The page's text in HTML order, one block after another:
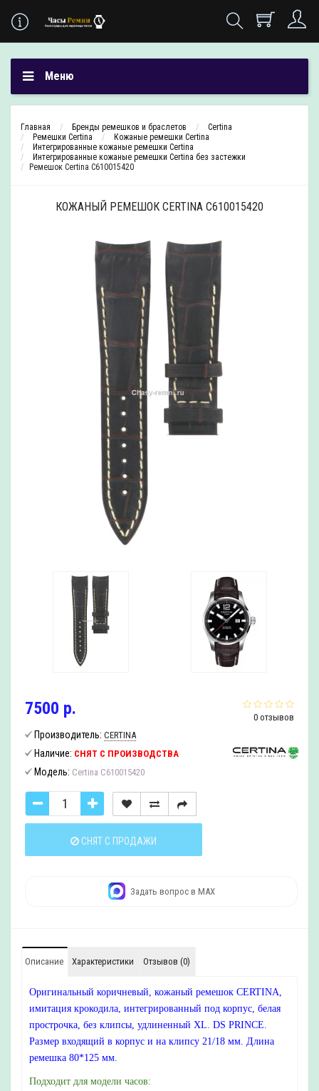
Меню
Главная Бренды ремешков и браслетов
Certina
Ремешки Certina
Кожаные ремешки Certina
Интегрированные кожаные ремешки Certina
Интегрированные кожаные ремешки Certina без застежки
Ремешок Certina C610015420
КОЖАНЫЙ РЕМЕШОК CERTINA C610015420
0 отзывов
7500 р.
Производитель: CERTINA
Наличие: СНЯТ С ПРОИЗВОДСТВА
Модель: Certina C610015420
СНЯТ С ПРОДАЖИ
Задать вопрос в MAX
Описание Характеристики Отзывов (0)
Оригинальный коричневый, кожаный ремешок CERTINA,
имитация крокодила, интегрированный под корпус, белая
прострочка, без клипсы, удлиненный XL. DS PRINCE.
Размер входящий в корпус и на клипсу 21/18 мм. Длина
ремешка 80*125 мм.
Подходит для модели часов: